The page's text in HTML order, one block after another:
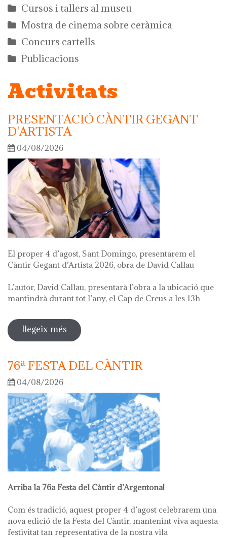
Cursos i tallers al museu
Mostra de cinema sobre ceràmica
Concurs cartells
Publicacions
Activitats
PRESENTACIÓ CÀNTIR GEGANT
D'ARTISTA
04/08/2026
El proper 4 d’agost, Sant Domingo, presentarem el
Càntir Gegant d’Artista 2026, obra de David Callau
L’autor, David Callau, presentarà l’obra a la ubicació que
mantindrà durant tot l’any, el Cap de Creus a les 13h
llegeix més sobre presentació càntir gegant
d'artista
76ª FESTA DEL CÀNTIR
04/08/2026
Arriba la 76a Festa del Càntir d’Argentona!
Com és tradició, aquest proper 4 d’agost celebrarem una
nova edició de la Festa del Càntir, mantenint viva aquesta
festivitat tan representativa de la nostra vila